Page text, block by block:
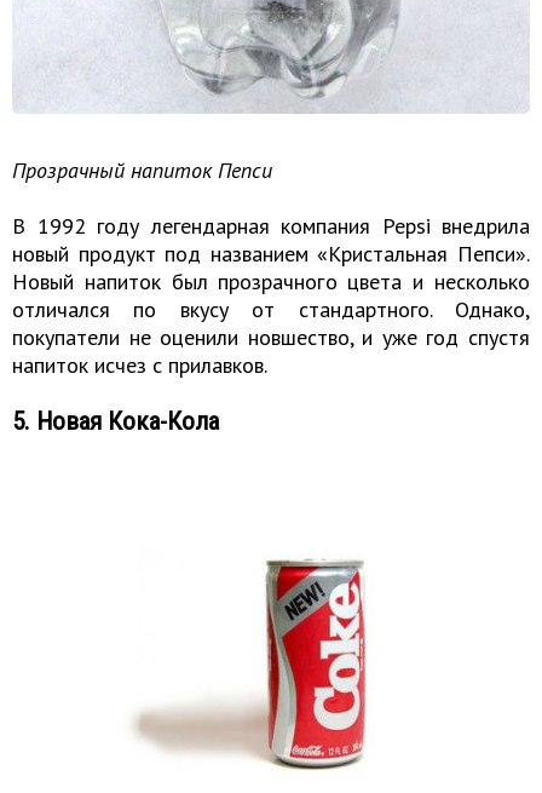
Прозрачный напиток Пепси
В 1992 году легендарная компания Pepsi внедрила
новый продукт под названием «Кристальная Пепси».
Новый напиток был прозрачного цвета и несколько
отличался по вкусу от стандартного. Однако,
покупатели не оценили новшество, и уже год спустя
напиток исчез с прилавков.
5. Новая Кока-Кола